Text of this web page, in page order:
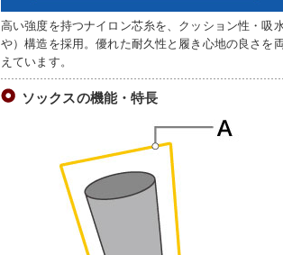
高い強度を持つナイロン芯糸を、クッション性・吸
や）構造を採用。優れた耐久性と履き心地の良さを
えています。
ソックスの機能・特長